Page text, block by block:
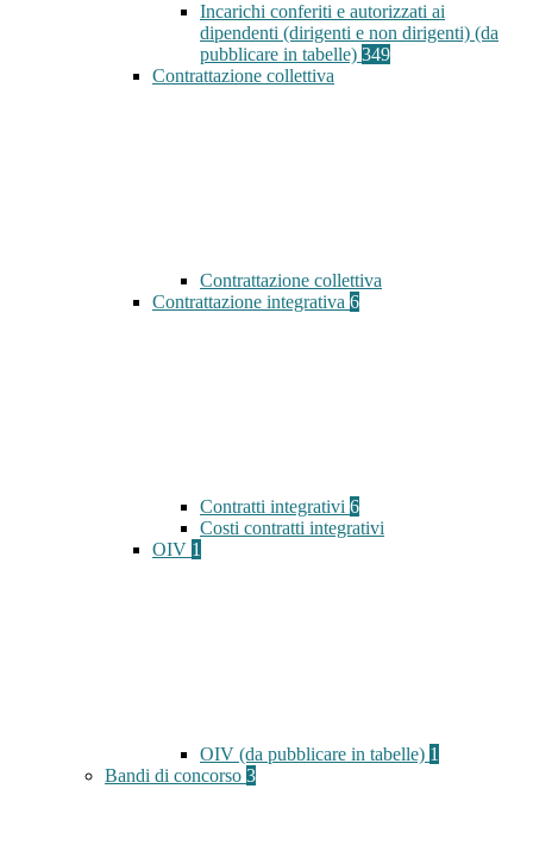
Incarichi conferiti e autorizzati ai
dipendenti (dirigenti e non dirigenti) (da
pubblicare in tabelle) 349
Contrattazione collettiva
Contrattazione collettiva
Contrattazione integrativa 6
Contratti integrativi 6
Costi contratti integrativi
OIV 1
OIV (da pubblicare in tabelle) 1
Bandi di concorso 3